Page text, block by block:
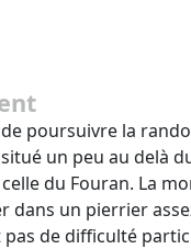
poursuivre la
un peu au delà
du Fouran. La
dans un pierrier
de difficulté